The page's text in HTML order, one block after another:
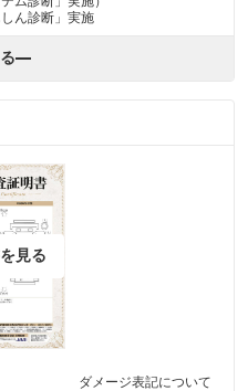
ん診断」実施
見る
ダメージ表記について